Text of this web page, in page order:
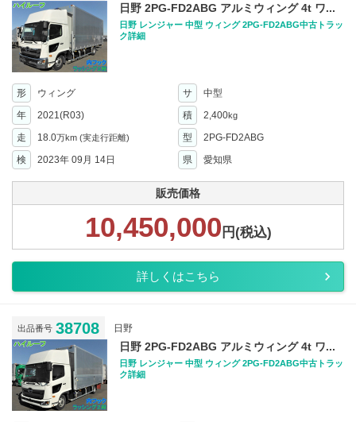
日野 2PG-FD2ABG アルミウィング 4t ワ...
日野 レンジャー 中型 ウィング 2PG-FD2ABG中古トラッ
ク詳細
形 ウィング サ
中型
年
2021(R03) 積 2,400kg
走 18.0万km (実走行距離) 型
2PG-FD2ABG
検
2023年 09月 14日 県 愛知県
販売価格
10,450,000 円(税込)
詳しくはこちら
出品番号 38708 日野
日野 2PG-FD2ABG アルミウィング 4t ワ...
日野 レンジャー 中型 ウィング 2PG-FD2ABG中古トラッ
ク詳細